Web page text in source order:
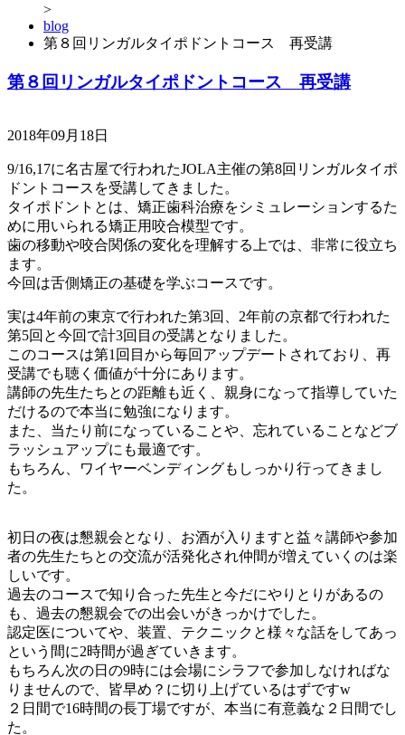
>
blog
第８回リンガルタイポドントコース 再受講
第８回リンガルタイポドントコース 再受講
2018年09月18日
9/16,17に名古屋で行われたJOLA主催の第8回リンガルタイポ
ドントコースを受講してきました。
タイポドントとは、矯正歯科治療をシミュレーションするた
めに用いられる矯正用咬合模型です。
歯の移動や咬合関係の変化を理解する上では、非常に役立ち
ます。
今回は舌側矯正の基礎を学ぶコースです。
実は4年前の東京で行われた第3回、2年前の京都で行われた
第5回と今回で計3回目の受講となりました。
このコースは第1回目から毎回アップデートされており、再
受講でも聴く価値が十分にあります。
講師の先生たちとの距離も近く、親身になって指導していた
だけるので本当に勉強になります。
また、当たり前になっていることや、忘れていることなどブ
ラッシュアップにも最適です。
もちろん、ワイヤーベンディングもしっかり行ってきまし
た。
初日の夜は懇親会となり、お酒が入りますと益々講師や参加
者の先生たちとの交流が活発化され仲間が増えていくのは楽
しいです。
過去のコースで知り合った先生と今だにやりとりがあるの
も、過去の懇親会での出会いがきっかけでした。
認定医についてや、装置、テクニックと様々な話をしてあっ
という間に2時間が過ぎていきます。
もちろん次の日の9時には会場にシラフで参加しなければな
りませんので、皆早め？に切り上げているはずですw
２日間で16時間の長丁場ですが、本当に有意義な２日間でし
た。